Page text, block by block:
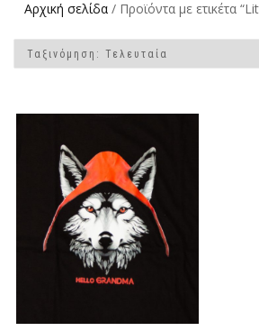
Αρχική σελίδα / Προϊόντα με ετικέτα